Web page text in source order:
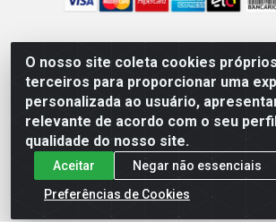
O nosso site coleta cookies
terceiros para proporcionar uma
personalizada ao usuário,
relevante de acordo com o seu
qualidade do nosso site.
Aceitar
Negar não essenciais
Preferências de Cookies
Comercial Diskpan Ltda - Av. Fernando
Sotelandia, Cariacica/ES - CEP
02.691.482/0001-07